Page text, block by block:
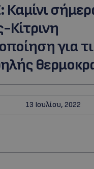
Καμίνι
Κίτρινη
για
13 Ιουλίου, 2022